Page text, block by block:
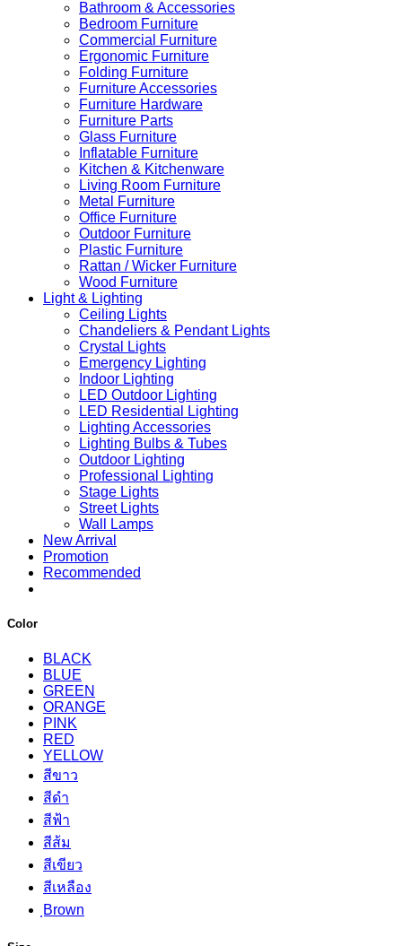
Bathroom & Accessories
Bedroom Furniture
Commercial Furniture
Ergonomic Furniture
Folding Furniture
Furniture Accessories
Furniture Hardware
Furniture Parts
Glass Furniture
Inflatable Furniture
Kitchen & Kitchenware
Living Room Furniture
Metal Furniture
Office Furniture
Outdoor Furniture
Plastic Furniture
Rattan / Wicker Furniture
Wood Furniture
Light & Lighting
Ceiling Lights
Chandeliers & Pendant Lights
Crystal Lights
Emergency Lighting
Indoor Lighting
LED Outdoor Lighting
LED Residential Lighting
Lighting Accessories
Lighting Bulbs & Tubes
Outdoor Lighting
Professional Lighting
Stage Lights
Street Lights
Wall Lamps
New Arrival
Promotion
Recommended
Color
BLACK
BLUE
GREEN
ORANGE
PINK
RED
YELLOW
สีขาว
สีดำ
สีฟ้า
สีส้ม
สีเขียว
สีเหลือง
ฺBrown